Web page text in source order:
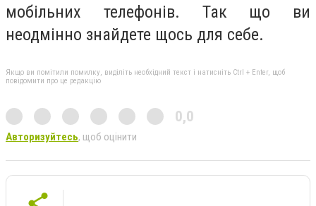
мобільних телефонів. Так що ви
неодмінно знайдете щось для себе.
Якщо ви помітили помилку, виділіть необхідний текст і натисніть Ctrl + Enter, щоб
повідомити про це редакцію
0,0
Авторизуйтесь, щоб оцінити